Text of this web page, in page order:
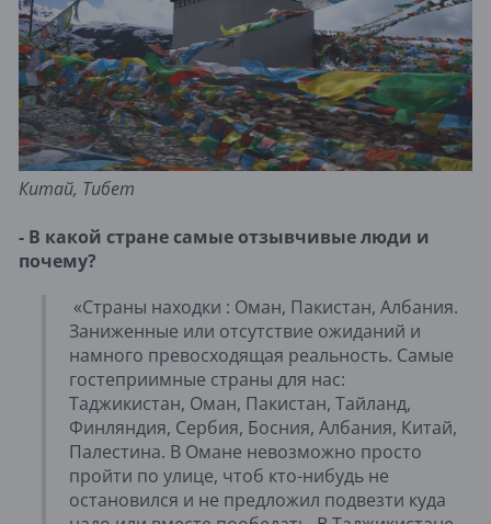
Китай, Тибет
- В какой стране самые отзывчивые люди и
почему?
«Страны находки : Оман, Пакистан, Албания.
Заниженные или отсутствие ожиданий и
намного превосходящая реальность. Самые
гостеприимные страны для нас:
Таджикистан, Оман, Пакистан, Тайланд,
Финляндия, Сербия, Босния, Албания, Китай,
Палестина. В Омане невозможно просто
пройти по улице, чтоб кто-нибудь не
остановился и не предложил подвезти куда